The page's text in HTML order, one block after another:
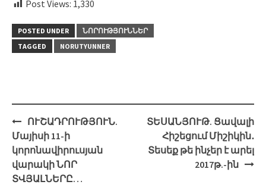
Post Views: 1,330
POSTED UNDER
ՆՈՐՈՒԹՅՈՒՆՆԵՐ
TAGGED
NORUTYUNNER
Post
navigation
ՈՒՇԱԴՐՈՒԹՅՈՒՆ.
Մայիսի 11-ի
կորոնավիրուսյան
վարակի ՆՈՐ
ՏՎՅԱԼՆԵՐԸ…
ՏԵՍԱՆՅՈՒԹ. Ցավալի
Հիշեցում Միշիկին․
Տեսեք թե ինչեր է արել
2017թ.-ին